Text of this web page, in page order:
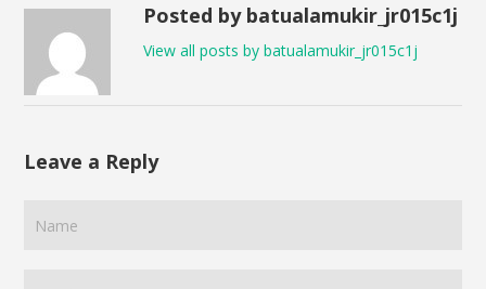
Posted by batualamukir_jr015c1j
View all posts by batualamukir_jr015c1j
Leave a Reply